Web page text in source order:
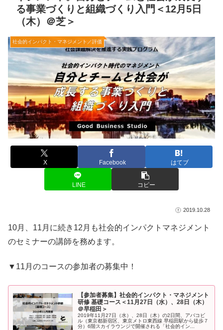
る事業づくりと組織づくり入門＜12月5日
（木）＠芝＞
社会的インパクト・マネジメント／評価
X Facebook はてブ
LINE コピー
2019.10.28
10月、11月に続き12月も社会的インパクトマネジメント
のセミナーの講師を務めます。
▼11月のコースの参加者の募集中！
【参加者募集】社会的インパクト・マネジメント
研修 基礎コース＜11月27日（水）、28日（木）
＠早稲田＞
2019年11月27日（水）、28日（木）の2日間、アバコビ
ル（東京都新宿区、東京メトロ東西線 早稲田駅から徒歩７
分）6階スカイラウンジで開催される「社会的イン...